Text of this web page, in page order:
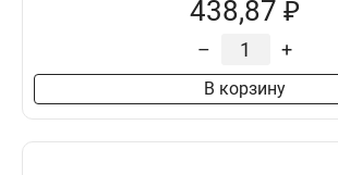
438,87 ₽
– +
В корзину